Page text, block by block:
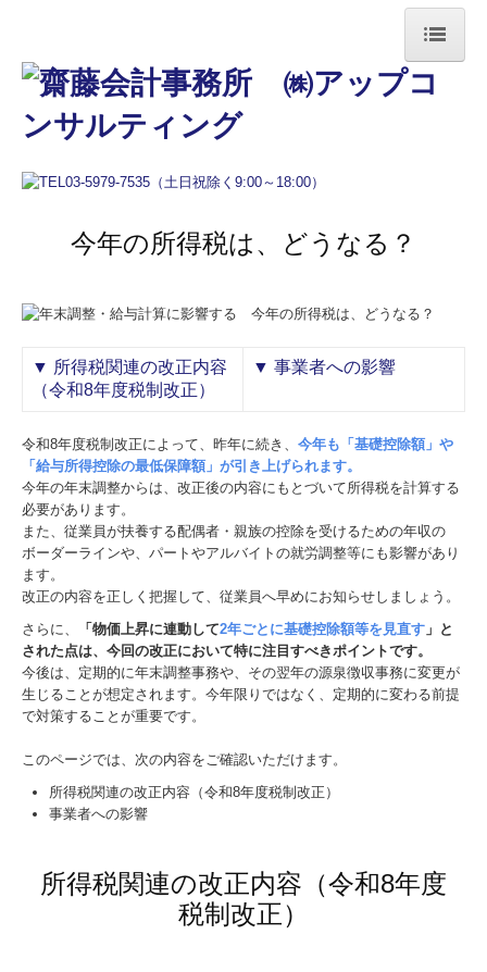
HOME
事務所案内
当事務所の強み
業務案内
採用メッセージ
スタッフの声
今年の所得税は、どうなる？
▼ 所得税関連の改正内容
（令和8年度税制改正）
▼ 事業者への影響
令和8年度税制改正によって、昨年に続き、 今年も「基礎控除額」や
「給与所得控除の最低保障額」が引き上げられます。
今年の年末調整からは、改正後の内容にもとづいて所得税を計算する
必要があります。
また、従業員が扶養する配偶者・親族の控除を受けるための年収の
ボーダーラインや、パートやアルバイトの就労調整等にも影響があり
ます。
改正の内容を正しく把握して、従業員へ早めにお知らせしましょう。
さらに、
「物価上昇に連動して2年ごとに基礎控除額等を見直す 」と
された点は、今回の改正において特に注目すべきポイントです。
今後は、定期的に年末調整事務や、その翌年の源泉徴収事務に変更が
生じることが想定されます。今年限りではなく、定期的に変わる前提
で対策することが重要です。
このページでは、次の内容をご確認いただけます。
所得税関連の改正内容（令和8年度税制改正）
事業者への影響
所得税関連の改正内容（令和8年度
税制改正）